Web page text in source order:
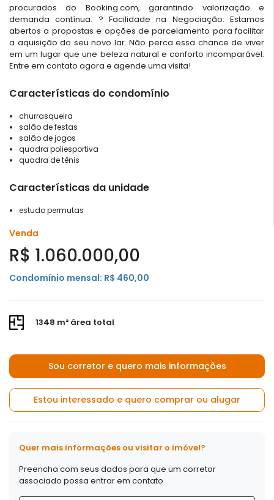
procurados do Booking.com, garantindo valorização e
demanda contínua. ? Facilidade na Negociação: Estamos
abertos a propostas e opções de parcelamento para facilitar
a aquisição do seu novo lar. Não perca essa chance de viver
em um lugar que une beleza natural e conforto incomparável.
Entre em contato agora e agende uma visita!
Características do condomínio
churrasqueira
salão de festas
salão de jogos
quadra poliesportiva
quadra de tênis
Características da unidade
estudo permutas
Venda
R$ 1.060.000,00
Condomínio mensal: R$ 460,00
1348 m² área total
Sou corretor e quero mais informações
Estou interessado e quero comprar ou alugar
Quer mais informações ou visitar o imóvel?
Preencha com seus dados para que um corretor
associado possa entrar em contato